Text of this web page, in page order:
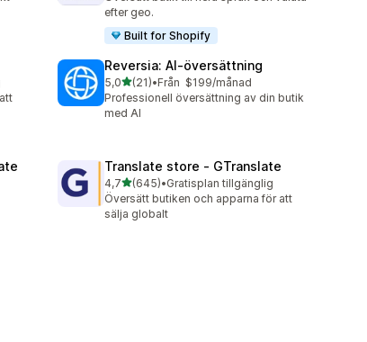
efter geo.
Built for Shopify
Reversia: AI‑översättning
5,0av 5 stjärnor
(21)
21 recensioner totalt
•Från $199/månad
Professionell översättning av din butik
med AI
Translate store ‑ GTranslate
4,7av 5 stjärnor
(645)
645 recensioner totalt
•Gratisplan tillgänglig
Översätt butiken och apparna för att
sälja globalt